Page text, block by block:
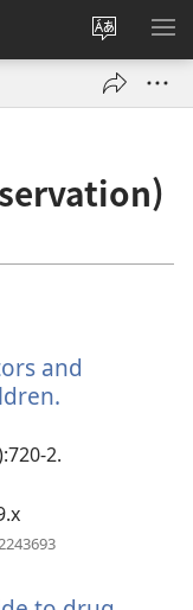
사이트
언어
변경
메
and
2.